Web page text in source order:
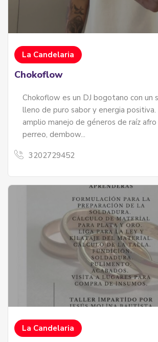
La Candelaria
Chokoflow
Chokoflow es un DJ bogotano con un
lleno de puro sabor y energia positiva.
amplio manejo de géneros de raíz
perreo, dembow...
3202729452
La Candelaria